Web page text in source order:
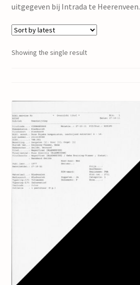
uitgegeven bij Intrada te Heerenveen.
Showing the single result